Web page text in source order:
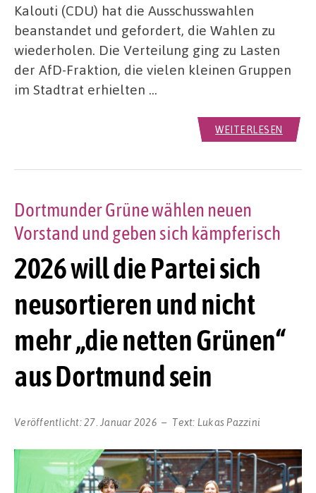
Kalouti (CDU) hat die Ausschusswahlen
beanstandet und gefordert, die Wahlen zu
wiederholen. Die Verteilung ging zu Lasten
der AfD-Fraktion, die vielen kleinen Gruppen
im Stadtrat erhielten …
WEITERLESEN
2026 will die Partei sich
neusortieren und nicht
mehr „die netten Grünen“
aus Dortmund sein
Dortmunder Grüne wählen neuen
Vorstand und geben sich kämpferisch
Veröffentlicht:27. Januar 2026 Text: Lukas Pazzini